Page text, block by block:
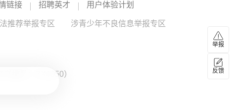
及复杂的技术和法律问题。目前双方正在讨论的是一条临时
一条临时航道，并以此作为未来正式路线的基础。在这一问
袭击未造成人员受伤，目前局面可控。该公司并未提供遭袭
（新华社）
18:57
知情人士的话说，过去几周内，凯恩同中央情报局局长拉特
链接 招聘英才 用户体验计划
推荐举报专区
涉青少年不良信息举报专区
编号：ZX0050）
举报
反馈